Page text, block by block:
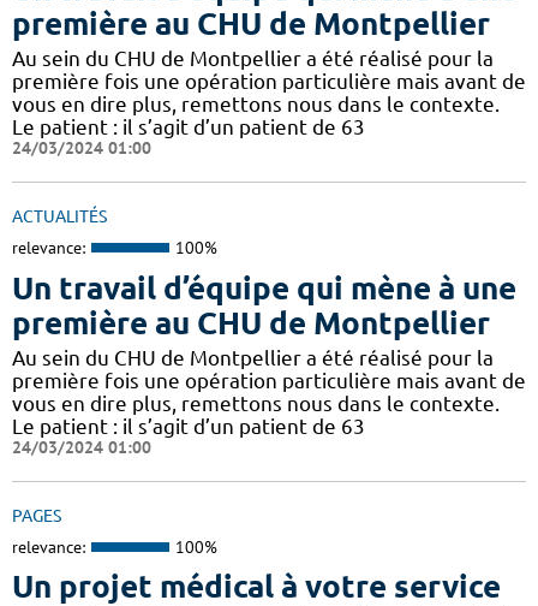
première au CHU de Montpellier
Au sein du CHU de Montpellier a été réalisé pour la
première fois une opération particulière mais avant de
vous en dire plus, remettons nous dans le contexte.
Le patient : il s’agit d’un patient de 63
24/03/2024 01:00
ACTUALITÉS
relevance: 100%
Un travail d’équipe qui mène à une
première au CHU de Montpellier
Au sein du CHU de Montpellier a été réalisé pour la
première fois une opération particulière mais avant de
vous en dire plus, remettons nous dans le contexte.
Le patient : il s’agit d’un patient de 63
24/03/2024 01:00
PAGES
relevance: 100%
Un projet médical à votre service